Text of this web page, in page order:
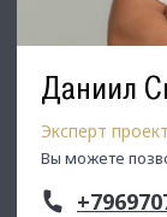
Даниил
Эксперт
Вы можете